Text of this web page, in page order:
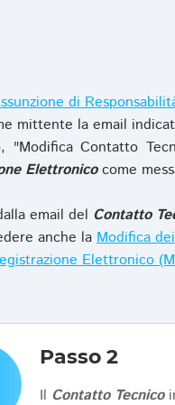
di
mittente la email
Contatto
Elettronicocome
email del Contatto
anche la Modifica
Elettronico
Passo 2
Il Contatto Tecnico